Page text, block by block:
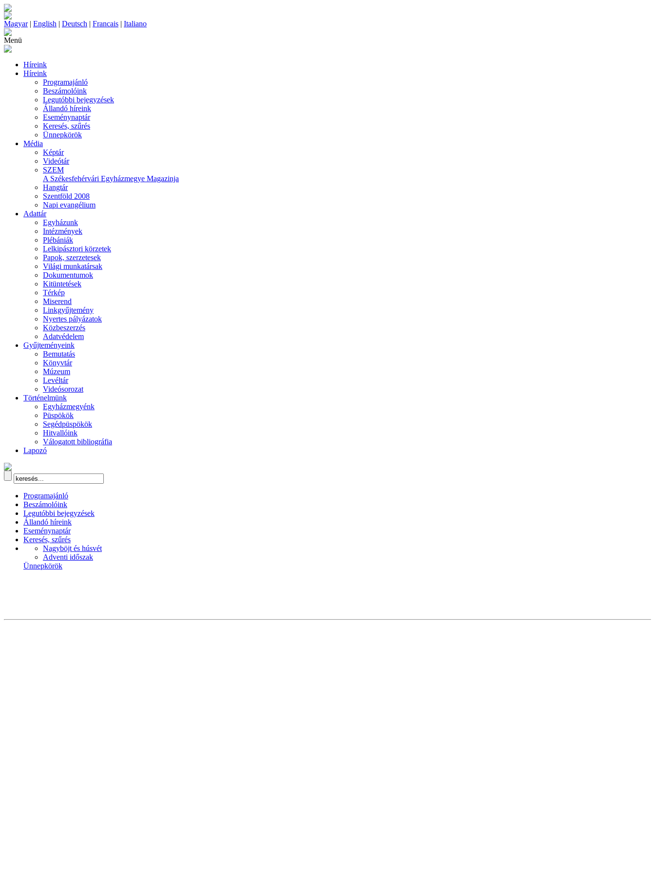
Magyar| English | Deutsch | Francais | Italiano
Menü
Híreink
Híreink
Programajánló
Beszámolóink
Legutóbbi bejegyzések
Állandó híreink
Eseménynaptár
Keresés, szűrés
Ünnepkörök
Média
Képtár
Videótár
SZEM
A Székesfehérvári Egyházmegye Magazinja
Hangtár
Szentföld 2008
Napi evangélium
Adattár
Egyházunk
Intézmények
Plébániák
Lelkipásztori körzetek
Papok, szerzetesek
Világi munkatársak
Dokumentumok
Kitüntetések
Térkép
Miserend
Linkgyűjtemény
Nyertes pályázatok
Közbeszerzés
Adatvédelem
Gyűjteményeink
Bemutatás
Könyvtár
Múzeum
Levéltár
Videósorozat
Történelmünk
Egyházmegyénk
Püspökök
Segédpüspökök
Hitvallóink
Válogatott bibliográfia
Lapozó
Programajánló
Beszámolóink
Legutóbbi bejegyzések
Állandó híreink
Eseménynaptár
Keresés, szűrés
Nagyböjt és húsvét
Adventi időszak
Ünnepkörök